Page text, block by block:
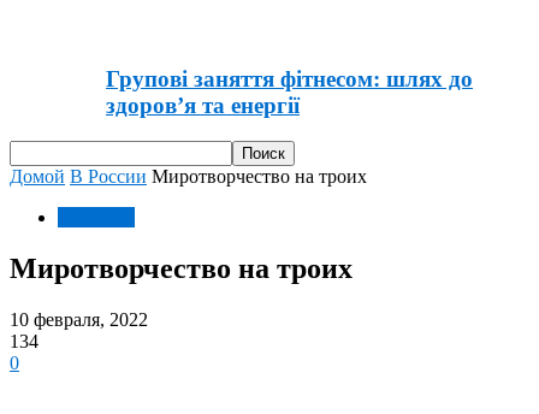
Групові заняття фітнесом: шлях до
здоров’я та енергії
Домой В России Миротворчество на троих
Миротворчество на троих
10 февраля, 2022
134
0